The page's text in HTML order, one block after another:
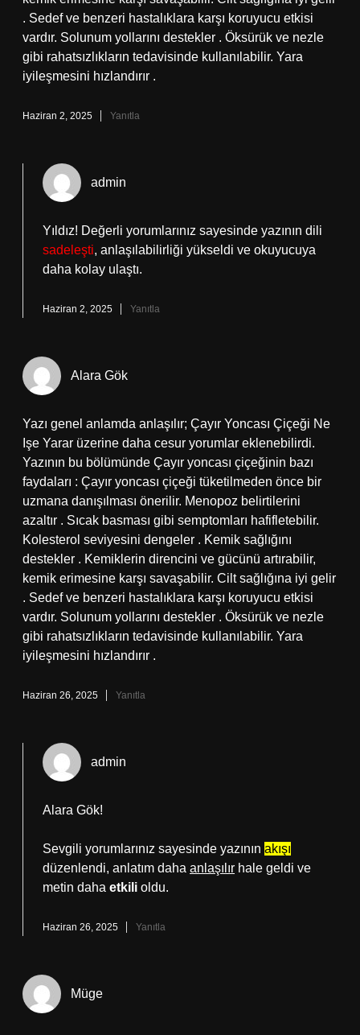
. Sedef ve benzeri hastalıklara karşı koruyucu etkisi
vardır. Solunum yollarını destekler . Öksürük ve nezle
gibi rahatsızlıkların tedavisinde kullanılabilir. Yara
iyileşmesini hızlandırır .
Haziran 2, 2025 Yanıtla
admin
Yıldız! Değerli yorumlarınız sayesinde yazının dili
sadeleşti, anlaşılabilirliği yükseldi ve okuyucuya
daha kolay ulaştı.
Haziran 2, 2025 Yanıtla
Alara Gök
Yazı genel anlamda anlaşılır; Çayır Yoncası Çiçeği Ne
Işe Yarar üzerine daha cesur yorumlar eklenebilirdi.
Yazının bu bölümünde Çayır yoncası çiçeğinin bazı
faydaları : Çayır yoncası çiçeği tüketilmeden önce bir
uzmana danışılması önerilir. Menopoz belirtilerini
azaltır . Sıcak basması gibi semptomları hafifletebilir.
Kolesterol seviyesini dengeler . Kemik sağlığını
destekler . Kemiklerin direncini ve gücünü artırabilir,
kemik erimesine karşı savaşabilir. Cilt sağlığına iyi gelir
. Sedef ve benzeri hastalıklara karşı koruyucu etkisi
vardır. Solunum yollarını destekler . Öksürük ve nezle
gibi rahatsızlıkların tedavisinde kullanılabilir. Yara
iyileşmesini hızlandırır .
Haziran 26, 2025 Yanıtla
admin
Alara Gök!
Sevgili yorumlarınız sayesinde yazının akışı
düzenlendi, anlatım daha anlaşılır hale geldi ve
metin daha etkili oldu.
Haziran 26, 2025 Yanıtla
Müge